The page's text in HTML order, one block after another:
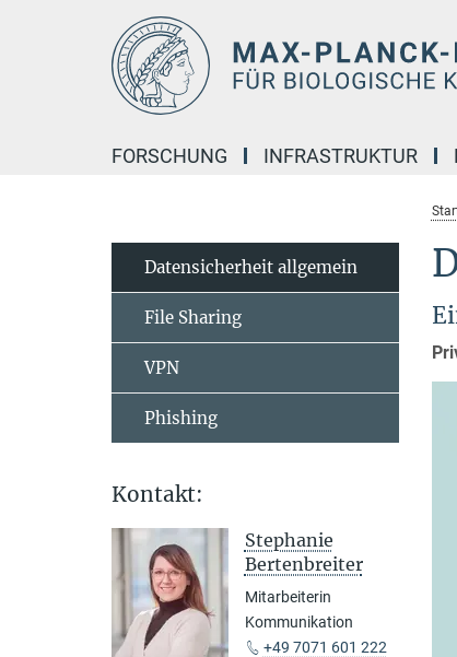
FORSCHUNG INFRASTRUKTUR
Datensicherheit allgemein
File Sharing
VPN
Phishing
Kontakt:
Stephanie
Bertenbreiter
Mitarbeiterin
Kommunikation
+49 7071 601 222